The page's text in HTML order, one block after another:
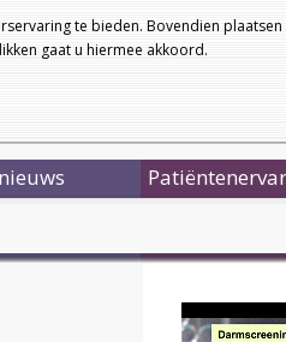
te bieden. Bovendien
gaat u hiermee akkoord.
Startpagina